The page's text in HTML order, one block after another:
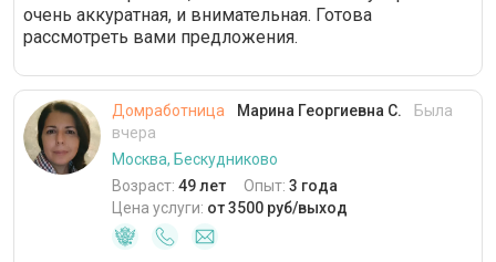
VIP-гардероб
Банкетная сервировка стола
очень аккуратная, и внимательная. Готова
рассмотреть вами предложения.
Домработница Марина Георгиевна С.
Была
вчера
Москва, Бескудниково
Возраст: 49 лет Опыт: 3 года
Цена услуги: от 3500 руб/выход